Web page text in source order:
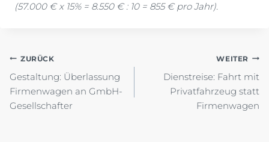
(57.000 € x 15% = 8.550 € : 10 = 855 € pro Jahr).
Beitragsnavigation
ZURÜCK
Gestaltung: Überlassung
Firmenwagen an GmbH-
Gesellschafter
WEITER
Dienstreise: Fahrt mit
Privatfahrzeug statt
Firmenwagen